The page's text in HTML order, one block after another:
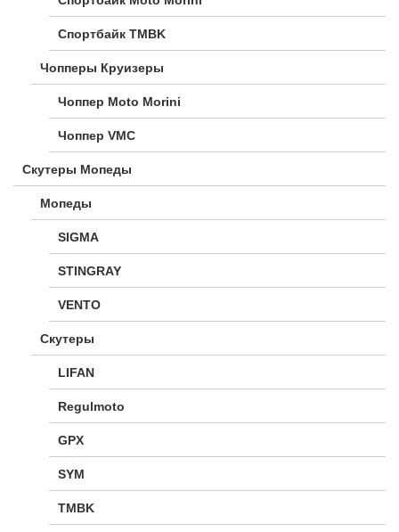
Спортбайк TMBK
Чопперы Круизеры
Чоппер Moto Morini
Чоппер VMC
Скутеры Мопеды
Мопеды
SIGMA
STINGRAY
VENTO
Скутеры
LIFAN
Regulmoto
GPX
SYM
TMBK